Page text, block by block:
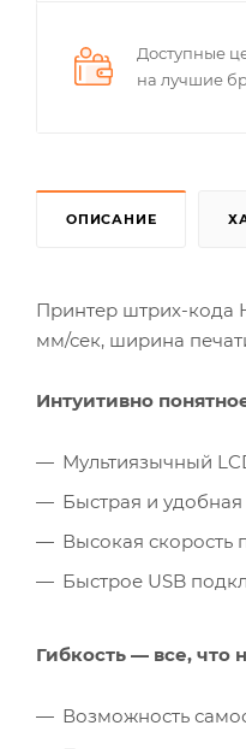
Доступные
на лучшие
ОПИСАНИЕ
Принтер штрих-кода
мм/сек, ширина
Интуитивно
Мультиязычный
Быстрая и
Высокая скорость
Быстрое USB
Гибкость — все, что
Возможность